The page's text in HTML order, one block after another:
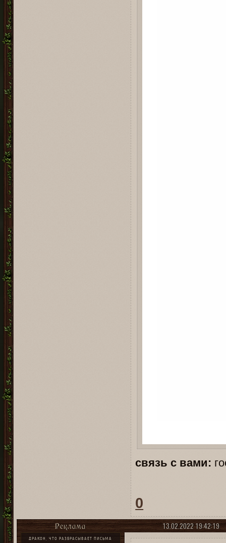
связь с вами:
0
13.02.2022 19:42:19
Реклама
ДРАКОН, ЧТО РАЗБРАСЫВАЕТ ПИСЬМА